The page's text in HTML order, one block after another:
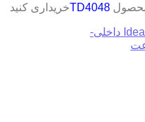
TD4048خریداری کنید
باتری لپ تاپ لنوو IdeaPad Z510 داخلی-